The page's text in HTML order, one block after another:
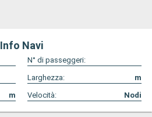
Info Navi
N° di passeggeri:
Larghezza:
m
m Velocità: Nodi